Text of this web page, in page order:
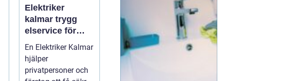
Elektriker
kalmar trygg
elservice för
hem och företag
En Elektriker Kalmar
hjälper
privatpersoner och
börjar åldras kan små
skador snabbt växa till
dyra fuktproblem. Att
anlita en erfaren